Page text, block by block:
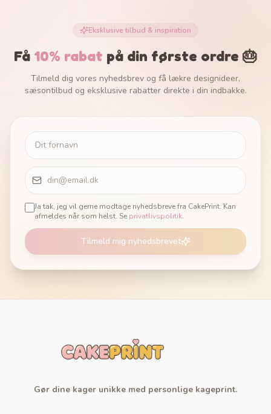
Eksklusive tilbud & inspiration
Få 10% rabat på din første ordre 🎂
Tilmeld dig vores nyhedsbrev og få lækre designideer,
sæsontilbud og eksklusive rabatter direkte i din indbakke.
Ja tak, jeg vil gerne modtage nyhedsbreve fra CakePrint. Kan
afmeldes når som helst. Se privatlivspolitik.
Tilmeld mig nyhedsbrevet
Gør dine kager unikke med personlige kageprint.